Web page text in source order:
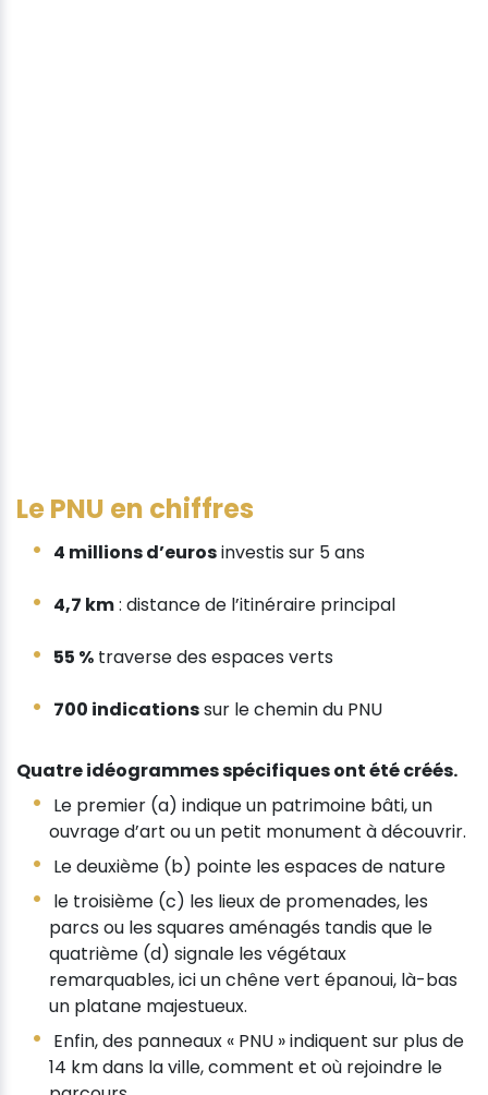
Le PNU en chiffres
4 millions d’eurosinvestis sur 5 ans
4,7 km: distance de l’itinéraire principal
55 % traverse des espaces verts
700 indicationssur le chemin du PNU
Quatre idéogrammes spécifiques ont été créés.
Le premier (a) indique un patrimoine bâti, un
ouvrage d’art ou un petit monument à découvrir.
Le deuxième (b) pointe les espaces de nature
le troisième (c) les lieux de promenades, les
parcs ou les squares aménagés tandis que le
quatrième (d) signale les végétaux
remarquables, ici un chêne vert épanoui, là-bas
un platane majestueux.
Enfin, des panneaux « PNU » indiquent sur plus de
14 km dans la ville, comment et où rejoindre le